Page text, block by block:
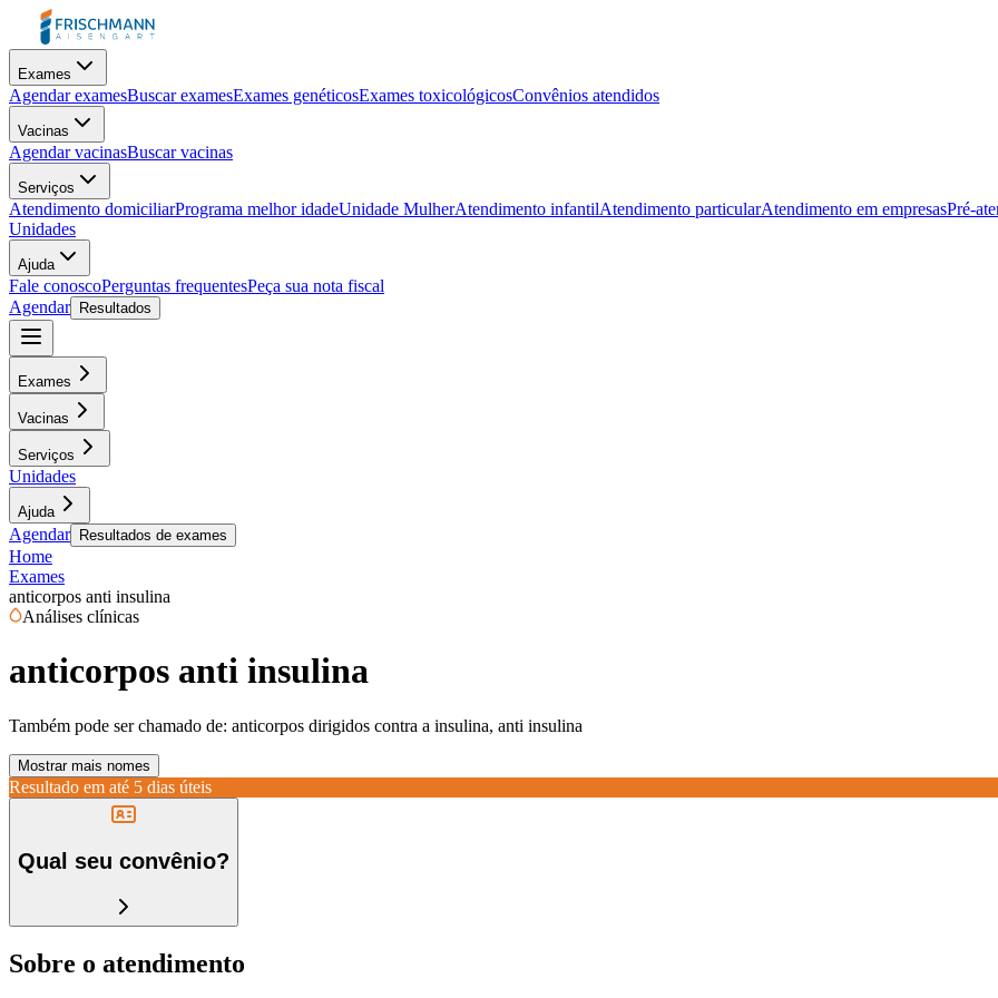
Exames
Agendar examesBuscar examesExames genéticosExames toxicológicosConvênios atendidos
Vacinas
Agendar vacinasBuscar vacinas
Serviços
Atendimento domiciliarPrograma melhor idadeUnidade MulherAtendimento infantilAtendimento particularAtendimento em empresasPré-
Unidades
Ajuda
Fale conoscoPerguntas frequentesPeça sua nota fiscal
Agendar
Resultados
Exames
Vacinas
Serviços
Unidades
Ajuda
Agendar Resultados de exames
Home
Exames
anticorpos anti insulina
Análises clínicas
anticorpos anti insulina
Também pode ser chamado de: anticorpos dirigidos contra a insulina, anti insulina
Mostrar mais nomes
Resultado em até 5 dias úteis
Qual seu convênio?
Sobre o atendimento